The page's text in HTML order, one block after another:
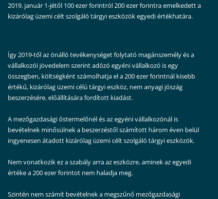
2019. január 1-jétől 100 ezer forintról 200 ezer forintra emelkedett a
kizárólag üzemi célt szolgáló tárgyi eszközök egyedi értékhatára.
Így 2019-től az önálló tevékenységet folytató magánszemély és a
vállalkozói jövedelem szerint adózó egyéni vállalkozó is egy
összegben, költségként számolhatja el a 200 ezer forintnál kisebb
értékű, kizárólag üzemi célú tárgyi eszköz, nem anyagi jószág
beszerzésére, előállítására fordított kiadást.
A mezőgazdasági őstermelőnél és az egyéni vállalkozónál is
bevételnek minősülnek a beszerzéstől számított három éven belül
ingyenesen átadott kizárólag üzemi célt szolgáló tárgyi eszközök.
Nem vonatkozik ez a szabály arra az eszközre, aminek az egyedi
értéke a 200 ezer forintot nem haladja meg.
Szintén nem számít bevételnek a megszűnő mezőgazdasági